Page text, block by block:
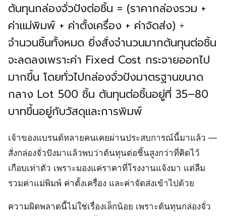
ต้นทุนกล่องจั่วปังต่อชิ้น = (ราคากล่องรวม +
ค่าแม่พิมพ์ + ค่าตั้งเครื่อง + ค่าจัดส่ง) ÷
จำนวนชิ้นทั้งหมด ยิ่งสั่งจำนวนมากต้นทุนต่อชิ้น
จะลดลงเพราะค่า Fixed Cost กระจายออกไป
มากขึ้น โดยทั่วไปกล่องจั่วปังมาตรฐานขนาด
กลาง Lot 500 ชิ้น ต้นทุนต่อชิ้นอยู่ที่ 35–80
บาทขึ้นอยู่กับวัสดุและการพิมพ์
เจ้าของแบรนด์หลายคนเคยผ่านประสบการณ์นี้มาแล้ว —
สั่งกล่องจั่วปังมาแล้วพบว่าต้นทุนต่อชิ้นสูงกว่าที่คิดไว้
เกือบเท่าตัว เพราะมองแค่ราคาที่โรงงานแจ้งมา แต่ลืม
รวมค่าแม่พิมพ์ ค่าตั้งเครื่อง และค่าจัดส่งเข้าไปด้วย
ความผิดพลาดนี้ไม่ใช่เรื่องเล็กน้อย เพราะต้นทุนกล่องจั่ว